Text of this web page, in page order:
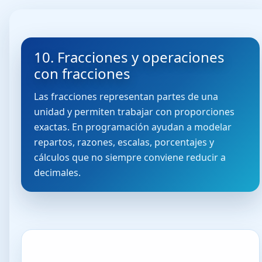
10. Fracciones y operaciones
con fracciones
Las fracciones representan partes de una
unidad y permiten trabajar con proporciones
exactas. En programación ayudan a modelar
repartos, razones, escalas, porcentajes y
cálculos que no siempre conviene reducir a
decimales.